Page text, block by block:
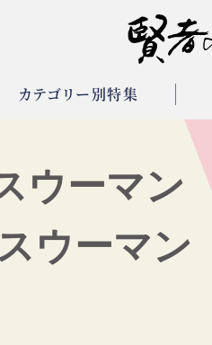
カテゴリー別特集
ウーマン
ウーマン